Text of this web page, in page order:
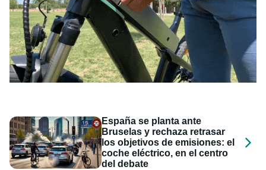
España se planta ante
Bruselas y rechaza retrasar
los objetivos de emisiones: el
coche eléctrico, en el centro
del debate